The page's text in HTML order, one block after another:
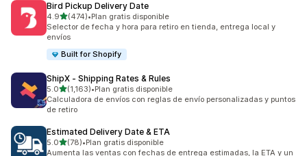
Bird Pickup Delivery Date
4.9de 5 estrellas
(474)
474 reseñas en total
•Plan gratis disponible
Selector de fecha y hora para retiro en tienda, entrega local y
envíos
Built for Shopify
ShipX ‑ Shipping Rates & Rules
5.0de 5 estrellas
(1,163)
1163 reseñas en total
•Plan gratis disponible
Calculadora de envíos con reglas de envío personalizadas y puntos
de retiro
Estimated Delivery Date & ETA
5.0de 5 estrellas
(78)
78 reseñas en total
•Plan gratis disponible
Aumenta las ventas con fechas de entrega estimadas, la ETA y un